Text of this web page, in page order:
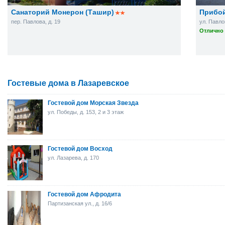
Санаторий Монерон (Ташир)
пер. Павлова, д. 19
ул.
Отлично
Гостевые дома в Лазаревское
Гостевой дом Морская Звезда
ул. Победы, д. 153, 2 и 3 этаж
Гостевой дом Восход
ул. Лазарева, д. 170
Гостевой дом Афродита
Партизанская ул., д. 16/6